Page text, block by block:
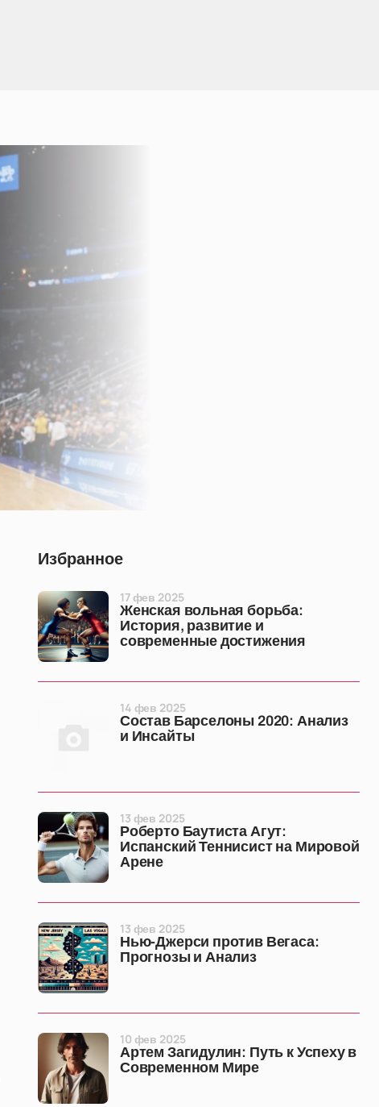
Избранное
Женская вольная борьба:
История, развитие и
современные достижения
17 фев 2025
Состав Барселоны 2020: Анализ
и Инсайты
14 фев 2025
Роберто Баутиста Агут:
Испанский Теннисист на Мировой
Арене
13 фев 2025
Нью-Джерси против Вегаса:
Прогнозы и Анализ
13 фев 2025
Артем Загидулин: Путь к Успеху в
Современном Мире
10 фев 2025